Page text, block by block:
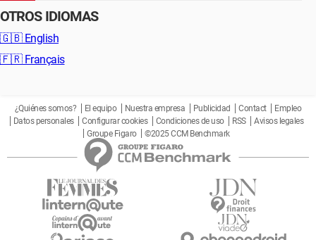
OTROS IDIOMAS
🇬🇧 English
🇫🇷 Français
¿Quiénes somos? El equipo Nuestra empresa Publicidad Contact
Empleo
Datos personales
Configurar cookies Condiciones de uso RSS
Avisos legales
Groupe Figaro
©2025 CCM Benchmark